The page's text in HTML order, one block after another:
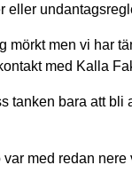
eller
mörkt men vi har
med Kalla
tanken bara att bli
med redan nere